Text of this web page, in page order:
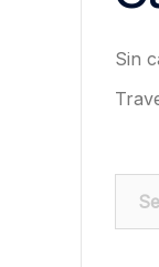
Sin
for: